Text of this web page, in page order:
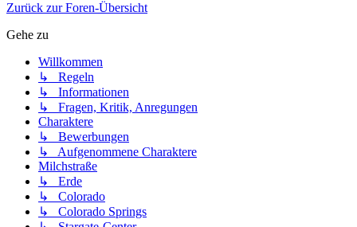
Zurück zur Foren-Übersicht
Gehe zu
Willkommen
↳ Regeln
↳ Informationen
↳ Fragen, Kritik, Anregungen
Charaktere
↳ Bewerbungen
↳ Aufgenommene Charaktere
Milchstraße
↳ Erde
↳ Colorado
↳ Colorado Springs